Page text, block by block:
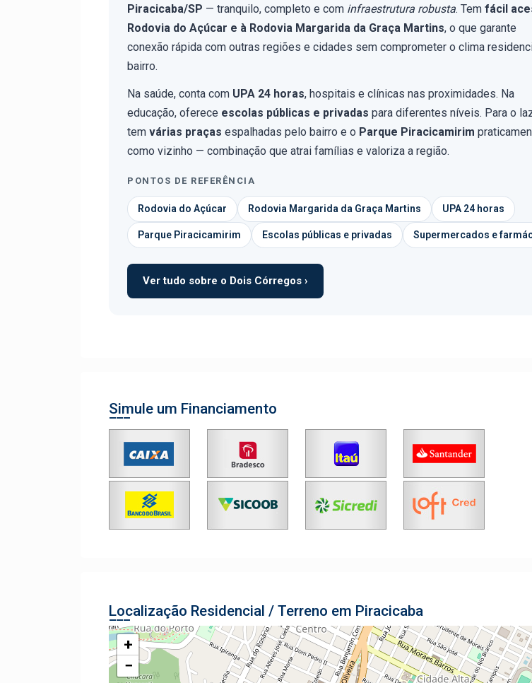
Piracicaba/SP — tranquilo, completo e com infraestrutura robusta. Tem fácil
Rodovia do Açúcar e à Rodovia Margarida da Graça Martins, o que garante
conexão rápida com outras regiões e cidades sem comprometer o clima
bairro.
Na saúde, conta com UPA 24 horas, hospitais e clínicas nas proximidades. Na
educação, oferece escolas públicas e privadas para diferentes níveis. Para o
tem várias praças espalhadas pelo bairro e o Parque Piracicamirim
como vizinho — combinação que atrai famílias e valoriza a região.
PONTOS DE REFERÊNCIA
Rodovia do Açúcar Rodovia Margarida da Graça Martins UPA 24 horas
Parque Piracicamirim Escolas públicas e privadas Supermercados e
Ver tudo sobre o Dois Córregos ›
Simule um Financiamento
Localização Residencial / Terreno em Piracicaba
+
−